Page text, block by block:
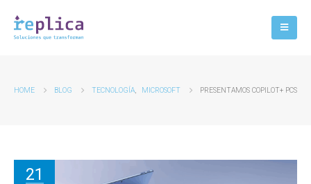
HOME BLOG TECNOLOGÍA, MICROSOFT PRESENTAMOS COPILOT+ PCS
21